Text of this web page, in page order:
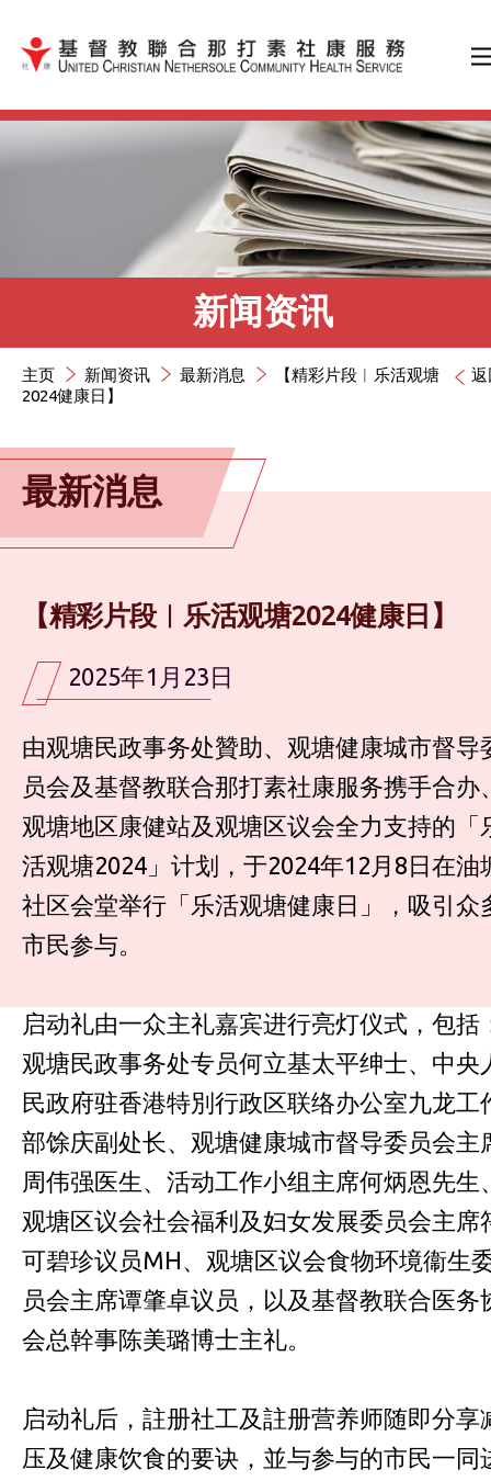
跳到内容（按输入键）
新闻资讯
返
主页 新闻资讯 最新消息
【精彩片段︱乐活观塘
2024健康日】
最新消息
【精彩片段︱乐活观塘2024健康日】
2025年1月23日
由观塘民政事务处贊助、观塘健康城市督导
员会及基督教联合那打素社康服务携手合办
观塘地区康健站及观塘区议会全力支持的「
活观塘2024」计划，于2024年12月8日在油
社区会堂举行「乐活观塘健康日」，吸引众
市民参与。
启动礼由一众主礼嘉宾进行亮灯仪式，包括
观塘民政事务处专员何立基太平绅士、中央
民政府驻香港特別行政区联络办公室九龙工
部馀庆副处长、观塘健康城市督导委员会主
周伟强医生、活动工作小组主席何炳恩先生
观塘区议会社会福利及妇女发展委员会主席
可碧珍议员MH、观塘区议会食物环境衞生
员会主席谭肇卓议员，以及基督教联合医务
会总幹事陈美璐博士主礼。
启动礼后，註册社工及註册营养师随即分享
压及健康饮食的要诀，並与参与的市民一同